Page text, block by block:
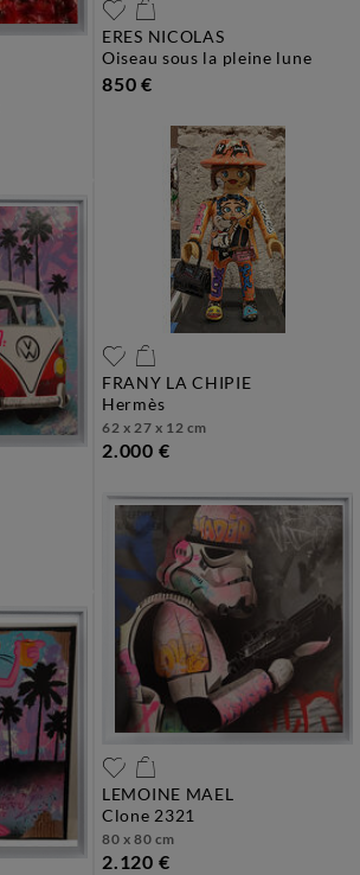
ERES NICOLAS
oiseau sous la pleine lune
850 €
FRANY LA CHIPIE
hermès
62 x 27 x 12 cm
2.000 €
LEMOINE MAEL
clone 2321
80 x 80 cm
2.120 €